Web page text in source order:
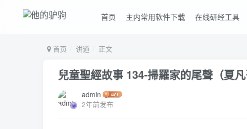
首页 主内常用软件下载 在线研经工具
首页 讲道 正文
兒童聖經故事 134-掃羅家的尾聲（夏凡
admin
2年前发布